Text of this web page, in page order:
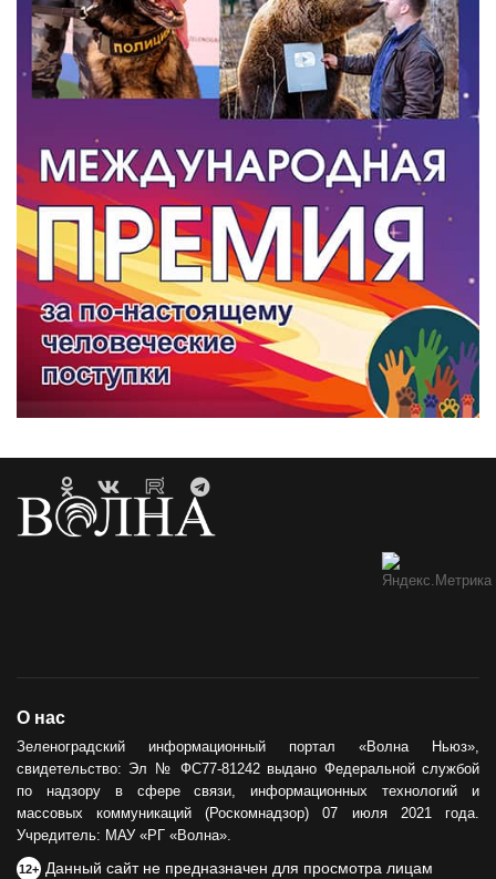
О нас
Зеленоградский информационный портал «Волна Ньюз»,
свидетельство: Эл № ФС77-81242 выдано Федеральной службой
по надзору в сфере связи, информационных технологий и
массовых коммуникаций (Роскомнадзор) 07 июля 2021 года.
Учредитель: МАУ «РГ «Волна».
12+ Данный сайт не предназначен для просмотра лицам